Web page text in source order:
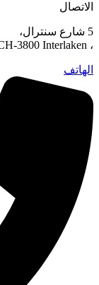
الاتصال
5 شارع سنترال،
، CH-3800 Interlaken
الهاتف